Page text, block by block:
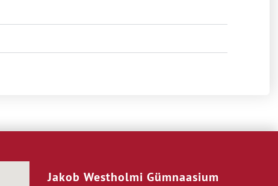
Jakob Westholmi Gümnaasium